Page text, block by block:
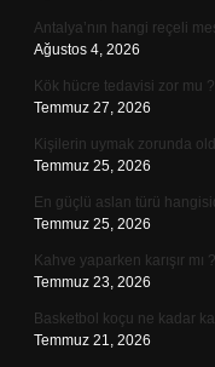
Antalya’nın hangi reçeli
Ağustos 4, 2026
Kök hücre tedavisi zor mu ?
Temmuz 27, 2026
Kişilerin uymak zorunda
Temmuz 25, 2026
En güçlü aslan türü
Temmuz 25, 2026
Kahve yaparken karışır mı ?
Temmuz 23, 2026
Basketbol koçu ne kadar
Temmuz 21, 2026